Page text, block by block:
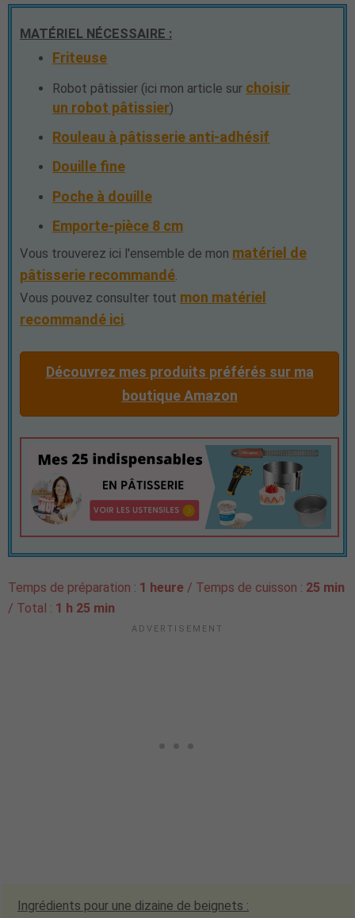
MATÉRIEL NÉCESSAIRE :
Friteuse
Robot pâtissier (ici mon article sur choisir
un robot pâtissier)
Rouleau à pâtisserie anti-adhésif
Douille fine
Poche à douille
Emporte-pièce 8 cm
Vous trouverez ici l'ensemble de mon matériel de
pâtisserie recommandé.
Vous pouvez consulter tout mon matériel
recommandé ici.
Découvrez mes produits préférés sur ma
boutique Amazon
Temps de préparation : 1 heure / Temps de cuisson : 25 min
/ Total : 1 h 25 min
Ingrédients pour une dizaine de beignets :